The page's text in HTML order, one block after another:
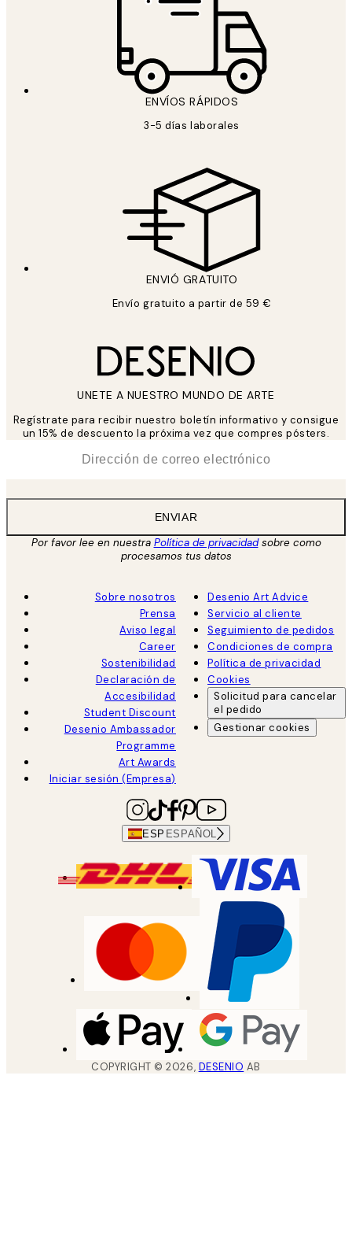
ENVÍOS RÁPIDOS
3-5 días laborales
ENVIÓ GRATUITO
Envío gratuito a partir de 59 €
UNETE A NUESTRO MUNDO DE ARTE
Regístrate para recibir nuestro boletín informativo y consigue
un 15% de descuento la próxima vez que compres pósters.
ENVIAR
Por favor lee en nuestra Política de privacidadsobre como
procesamos tus datos
Sobre nosotros
Prensa
Aviso legal
Career
Sostenibilidad
Declaración de
Accesibilidad
Student Discount
Desenio Ambassador
Programme
Art Awards
Iniciar sesión (Empresa)
Desenio Art Advice
Servicio al cliente
Seguimiento de pedidos
Condiciones de compra
Política de privacidad
Cookies
Solicitud para cancelar
el pedido
Gestionar cookies
ESP ESPAÑOL
COPYRIGHT ©2026, DESENIO AB